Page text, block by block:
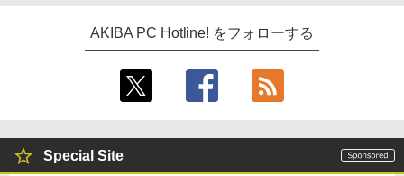
AKIBA PC Hotline! をフォローする
Special Site